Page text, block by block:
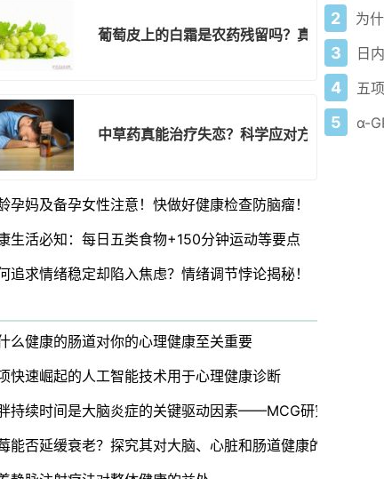
！ 葡萄皮上的白霜是农药残留吗？真相来了！
奇 中草药真能治疗失恋？科学应对方法在这里！
孕妈及备孕女性注意！快做好健康检查防脑瘤！
生活必知：每日五类食物+150分钟运动等要点
追求情绪稳定却陷入焦虑？情绪调节悖论揭秘！
么健康的肠道对你的心理健康至关重要
中心签署三方协议，创建医疗和神经调节人工智能枢纽
快速崛起的人工智能技术用于心理健康诊断
持续时间是大脑炎症的关键驱动因素——MCG研究发现
能否延缓衰老？探究其对大脑、心脏和肠道健康的影响
2
3
4
5